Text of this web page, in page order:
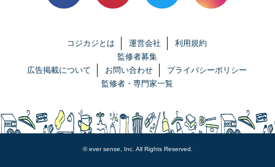
コジカジとは 運営会社
利用規約
監修者募集
広告掲載について
お問い合わせ
プライバシーポリシー
監修者・専門家一覧
© ever sense, Inc. All Rights Reserved.